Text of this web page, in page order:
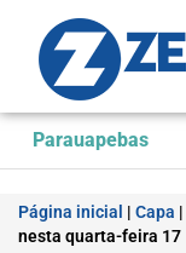
Parauapebas
Página inicial | Capa |
nesta quarta-feira 17